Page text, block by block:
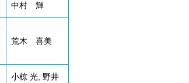
中村 輝
荒木 喜美
小椋 光, 野井